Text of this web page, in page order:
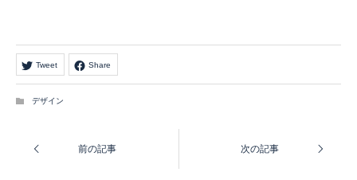
Tweet Share
デザイン